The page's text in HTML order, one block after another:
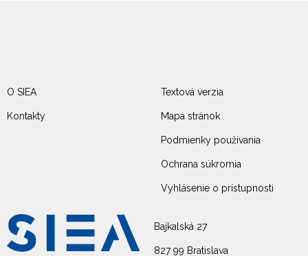
Bajkalská 27
827 99 Bratislava
O SIEA
Kontakty
Textová verzia
Mapa stránok
Podmienky používania
Ochrana súkromia
Vyhlásenie o prístupnosti